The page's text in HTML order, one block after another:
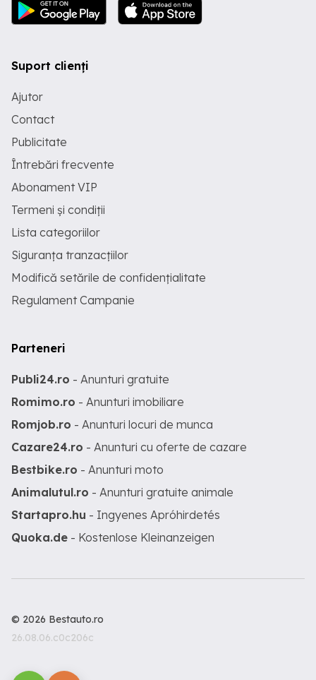
Suport clienți
Ajutor
Contact
Publicitate
Întrebări frecvente
Abonament VIP
Termeni și condiții
Lista categoriilor
Siguranța tranzacțiilor
Modifică setările de confidențialitate
Regulament Campanie
Parteneri
Publi24.ro - Anunturi gratuite
Romimo.ro - Anunturi imobiliare
Romjob.ro - Anunturi locuri de munca
Cazare24.ro - Anunturi cu oferte de cazare
Bestbike.ro - Anunturi moto
Animalutul.ro - Anunturi gratuite animale
Startapro.hu - Ingyenes Apróhirdetés
Quoka.de - Kostenlose Kleinanzeigen
© 2026 Bestauto.ro
26.08.06.c0c206c